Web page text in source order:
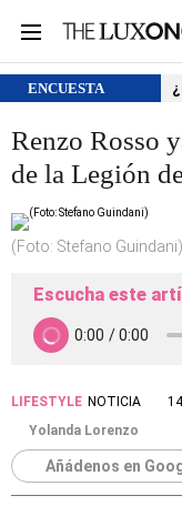
ENCUESTA
Renzo Rosso
de la Legión
(Foto: Stefano Guindani)
Escucha este
LIFESTYLE NOTICIA
Yolanda Lorenzo
Añádenos en